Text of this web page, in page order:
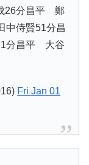
26分昌平 鄭
侍賢51分昌
分昌平 大谷
Fri Jan 01